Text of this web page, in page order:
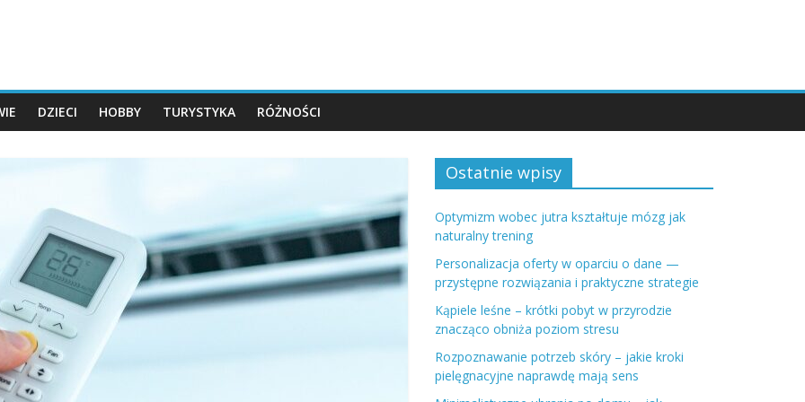
DZIECI HOBBY TURYSTYKA RÓŻNOŚCI
Ostatnie wpisy
Optymizm wobec jutra kształtuje mózg jak
naturalny trening
Personalizacja oferty w oparciu o dane —
przystępne rozwiązania i praktyczne strategie
Kąpiele leśne – krótki pobyt w przyrodzie
znacząco obniża poziom stresu
Rozpoznawanie potrzeb skóry – jakie kroki
pielęgnacyjne naprawdę mają sens